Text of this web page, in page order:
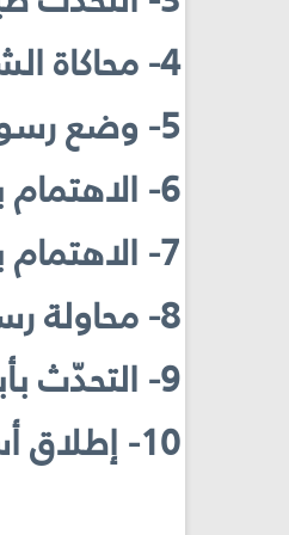
4- محاكاة الشخصيّات.
5- وضع رسومٍ للشخصيّات على البروفايل أو شاشة الهاتف، اللوح الذكي، الكومبيوتر...
6- الاهتمام بالتجهيزات الخاصّة بالأنيمي.
7- الاهتمام بشراء الألعاب والأدوات الخاصّة بالشخصيّة.
8- محاولة رسم الشخصيّات على الدفاتر والأوراق...
9- التحدّث بأبرز العبارات التي تميّز شخصيّة الأنيمي.
10- إطلاق أسماء أو ألقاب الشخصيّات على أنفسهم.